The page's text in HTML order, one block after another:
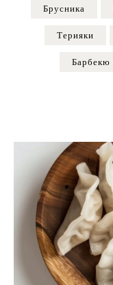
Брусника
Терияки
Барбекю